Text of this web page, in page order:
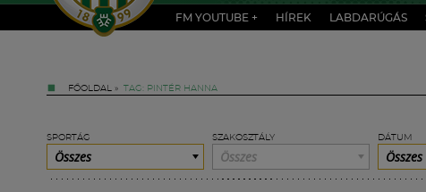
FM YOUTUBE + HÍREK LABDARÚGÁS
FŐOLDAL » TAG: PINTÉR HANNA
SPORTÁG
Összes
SZAKOSZTÁLY
Összes
DÁTUM
Összes